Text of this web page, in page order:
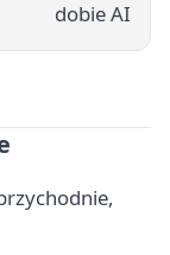
dobie AI